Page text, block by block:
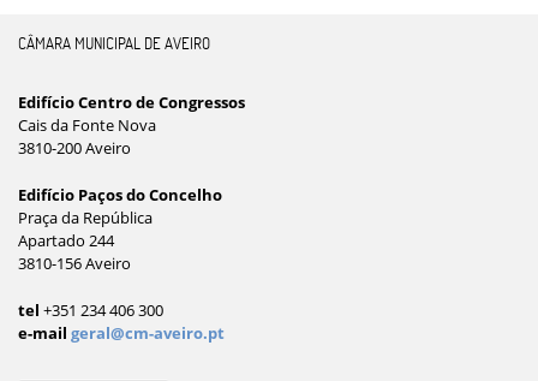
CÂMARA MUNICIPAL DE AVEIRO
Edifício Centro de Congressos
Cais da Fonte Nova
3810-200 Aveiro
Edifício Paços do Concelho
Praça da República
Apartado 244
3810-156 Aveiro
tel +351 234 406 300
e-mail geral@cm-aveiro.pt